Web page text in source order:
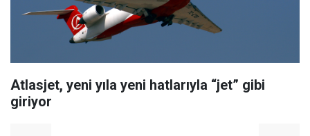
Atlasjet, yeni yıla yeni hatlarıyla “jet” gibi
giriyor